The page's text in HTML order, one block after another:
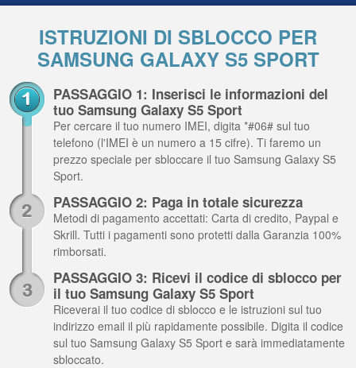
ISTRUZIONI DI SBLOCCO PER
SAMSUNG GALAXY S5 SPORT
PASSAGGIO 1: Inserisci le informazioni del
tuo Samsung Galaxy S5 Sport
Per cercare il tuo numero IMEI, digita *#06# sul tuo
telefono (l'IMEI è un numero a 15 cifre). Ti faremo un
prezzo speciale per sbloccare il tuo Samsung Galaxy S5
Sport.
PASSAGGIO 2: Paga in totale sicurezza
Metodi di pagamento accettati: Carta di credito, Paypal e
Skrill. Tutti i pagamenti sono protetti dalla Garanzia 100%
rimborsati.
PASSAGGIO 3: Ricevi il codice di sblocco per
il tuo Samsung Galaxy S5 Sport
Riceverai il tuo codice di sblocco e le istruzioni sul tuo
indirizzo email il più rapidamente possibile. Digita il codice
sul tuo Samsung Galaxy S5 Sport e sarà immediatamente
sbloccato.